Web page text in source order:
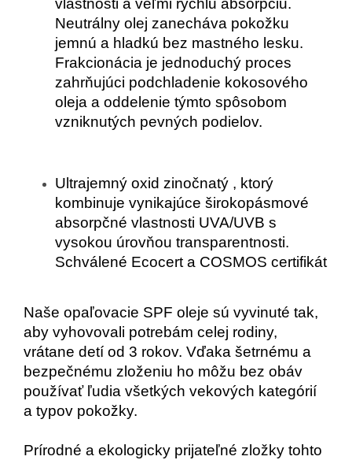
vlastnosti a veľmi rýchlu absorpciu.
Neutrálny olej zanecháva pokožku
jemnú a hladkú bez mastného lesku.
Frakcionácia je jednoduchý proces
zahrňujúci podchladenie kokosového
oleja a oddelenie týmto spôsobom
vzniknutých pevných podielov.
Ultrajemný oxid zinočnatý , ktorý
kombinuje vynikajúce širokopásmové
absorpčné vlastnosti UVA/UVB s
vysokou úrovňou transparentnosti.
Schválené Ecocert a COSMOS certifikát
Naše opaľovacie SPF oleje sú vyvinuté tak,
aby vyhovovali potrebám celej rodiny,
vrátane detí od 3 rokov. Vďaka šetrnému a
bezpečnému zloženiu ho môžu bez obáv
používať ľudia všetkých vekových kategórií
a typov pokožky.
Prírodné a ekologicky prijateľné zložky tohto